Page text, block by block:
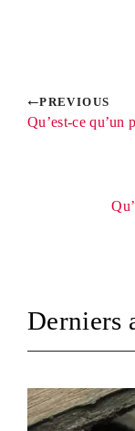
PREVIOUS
Qu’est-ce qu’un
Derniers